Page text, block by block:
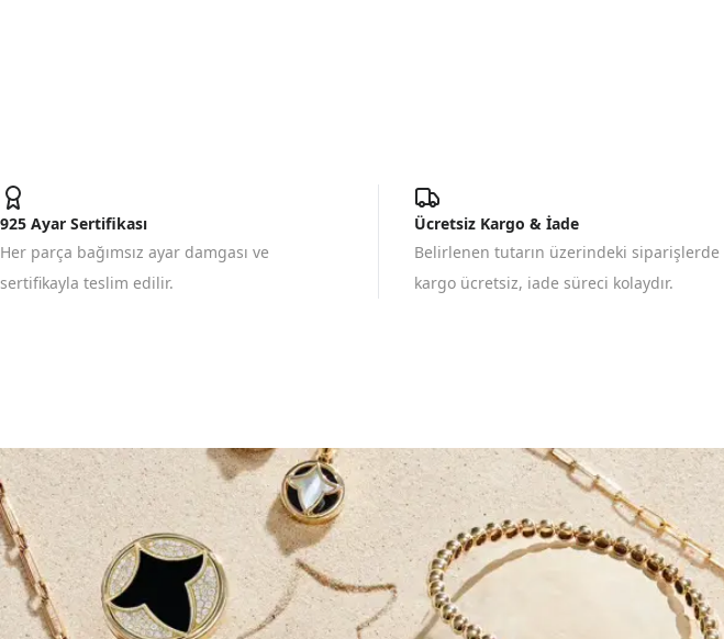
925 Ayar Sertifikası
Her parça bağımsız ayar damgası ve
sertifikayla teslim edilir.
Ücretsiz Kargo & İade
Belirlenen tutarın üzerindeki siparişlerde
kargo ücretsiz, iade süreci kolaydır.